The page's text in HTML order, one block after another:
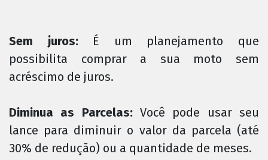
Sem juros:É um planejamento que
possibilita comprar a sua moto sem
acréscimo de juros.
Diminua as Parcelas:Você pode usar seu
lance para diminuir o valor da parcela (até
30% de redução) ou a quantidade de meses.